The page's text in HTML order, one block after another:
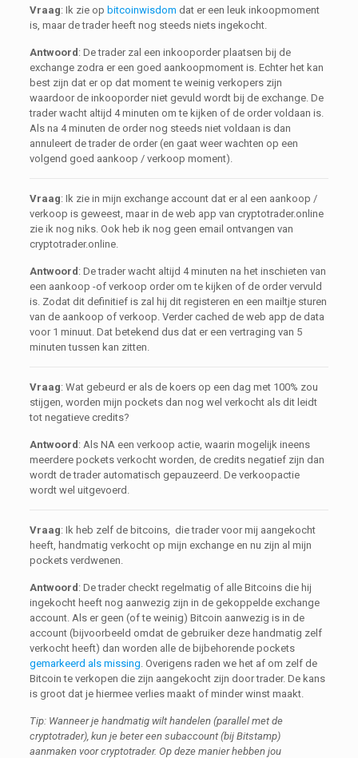
Vraag: Ik zie op bitcoinwisdom dat er een leuk inkoopmoment
is, maar de trader heeft nog steeds niets ingekocht.
Antwoord : De trader zal een inkooporder plaatsen bij de
exchange zodra er een goed aankoopmoment is. Echter het kan
best zijn dat er op dat moment te weinig verkopers zijn
waardoor de inkooporder niet gevuld wordt bij de exchange. De
trader wacht altijd 4 minuten om te kijken of de order voldaan is.
Als na 4 minuten de order nog steeds niet voldaan is dan
annuleert de trader de order (en gaat weer wachten op een
volgend goed aankoop / verkoop moment).
Vraag: Ik zie in mijn exchange account dat er al een aankoop /
verkoop is geweest, maar in de web app van cryptotrader.online
zie ik nog niks. Ook heb ik nog geen email ontvangen van
cryptotrader.online.
Antwoord : De trader wacht altijd 4 minuten na het inschieten van
een aankoop -of verkoop order om te kijken of de order vervuld
is. Zodat dit definitief is zal hij dit registeren en een mailtje sturen
van de aankoop of verkoop. Verder cached de web app de data
voor 1 minuut. Dat betekend dus dat er een vertraging van 5
minuten tussen kan zitten.
Vraag: Wat gebeurd er als de koers op een dag met 100% zou
stijgen, worden mijn pockets dan nog wel verkocht als dit leidt
tot negatieve credits?
Antwoord : Als NA een verkoop actie, waarin mogelijk ineens
meerdere pockets verkocht worden, de credits negatief zijn dan
wordt de trader automatisch gepauzeerd. De verkoopactie
wordt wel uitgevoerd.
Vraag: Ik heb zelf de bitcoins, die trader voor mij aangekocht
heeft, handmatig verkocht op mijn exchange en nu zijn al mijn
pockets verdwenen.
Antwoord : De trader checkt regelmatig of alle Bitcoins die hij
ingekocht heeft nog aanwezig zijn in de gekoppelde exchange
account. Als er geen (of te weinig) Bitcoin aanwezig is in de
account (bijvoorbeeld omdat de gebruiker deze handmatig zelf
verkocht heeft) dan worden alle de bijbehorende pockets
gemarkeerd als missing. Overigens raden we het af om zelf de
Bitcoin te verkopen die zijn aangekocht zijn door trader. De kans
is groot dat je hiermee verlies maakt of minder winst maakt.
Tip: Wanneer je handmatig wilt handelen (parallel met de
cryptotrader), kun je beter een subaccount (bij Bitstamp)
aanmaken voor cryptotrader. Op deze manier hebben jou